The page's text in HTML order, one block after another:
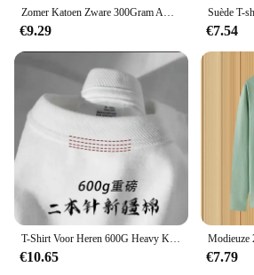
Zomer Katoen Zware 300Gram Amerikaanse Puur Katoenen Korte Mouwen T-Shirt Heren Casual Basis Oversized T-Shirt
€9.29 €7.54
T-Shirt Voor Heren 600G Heavy Katoenen T-Shirt Met Korte Mouwen Voor Heren, Katoenen T-Shirt Met Korte Mouwen
€10.65 €7.79